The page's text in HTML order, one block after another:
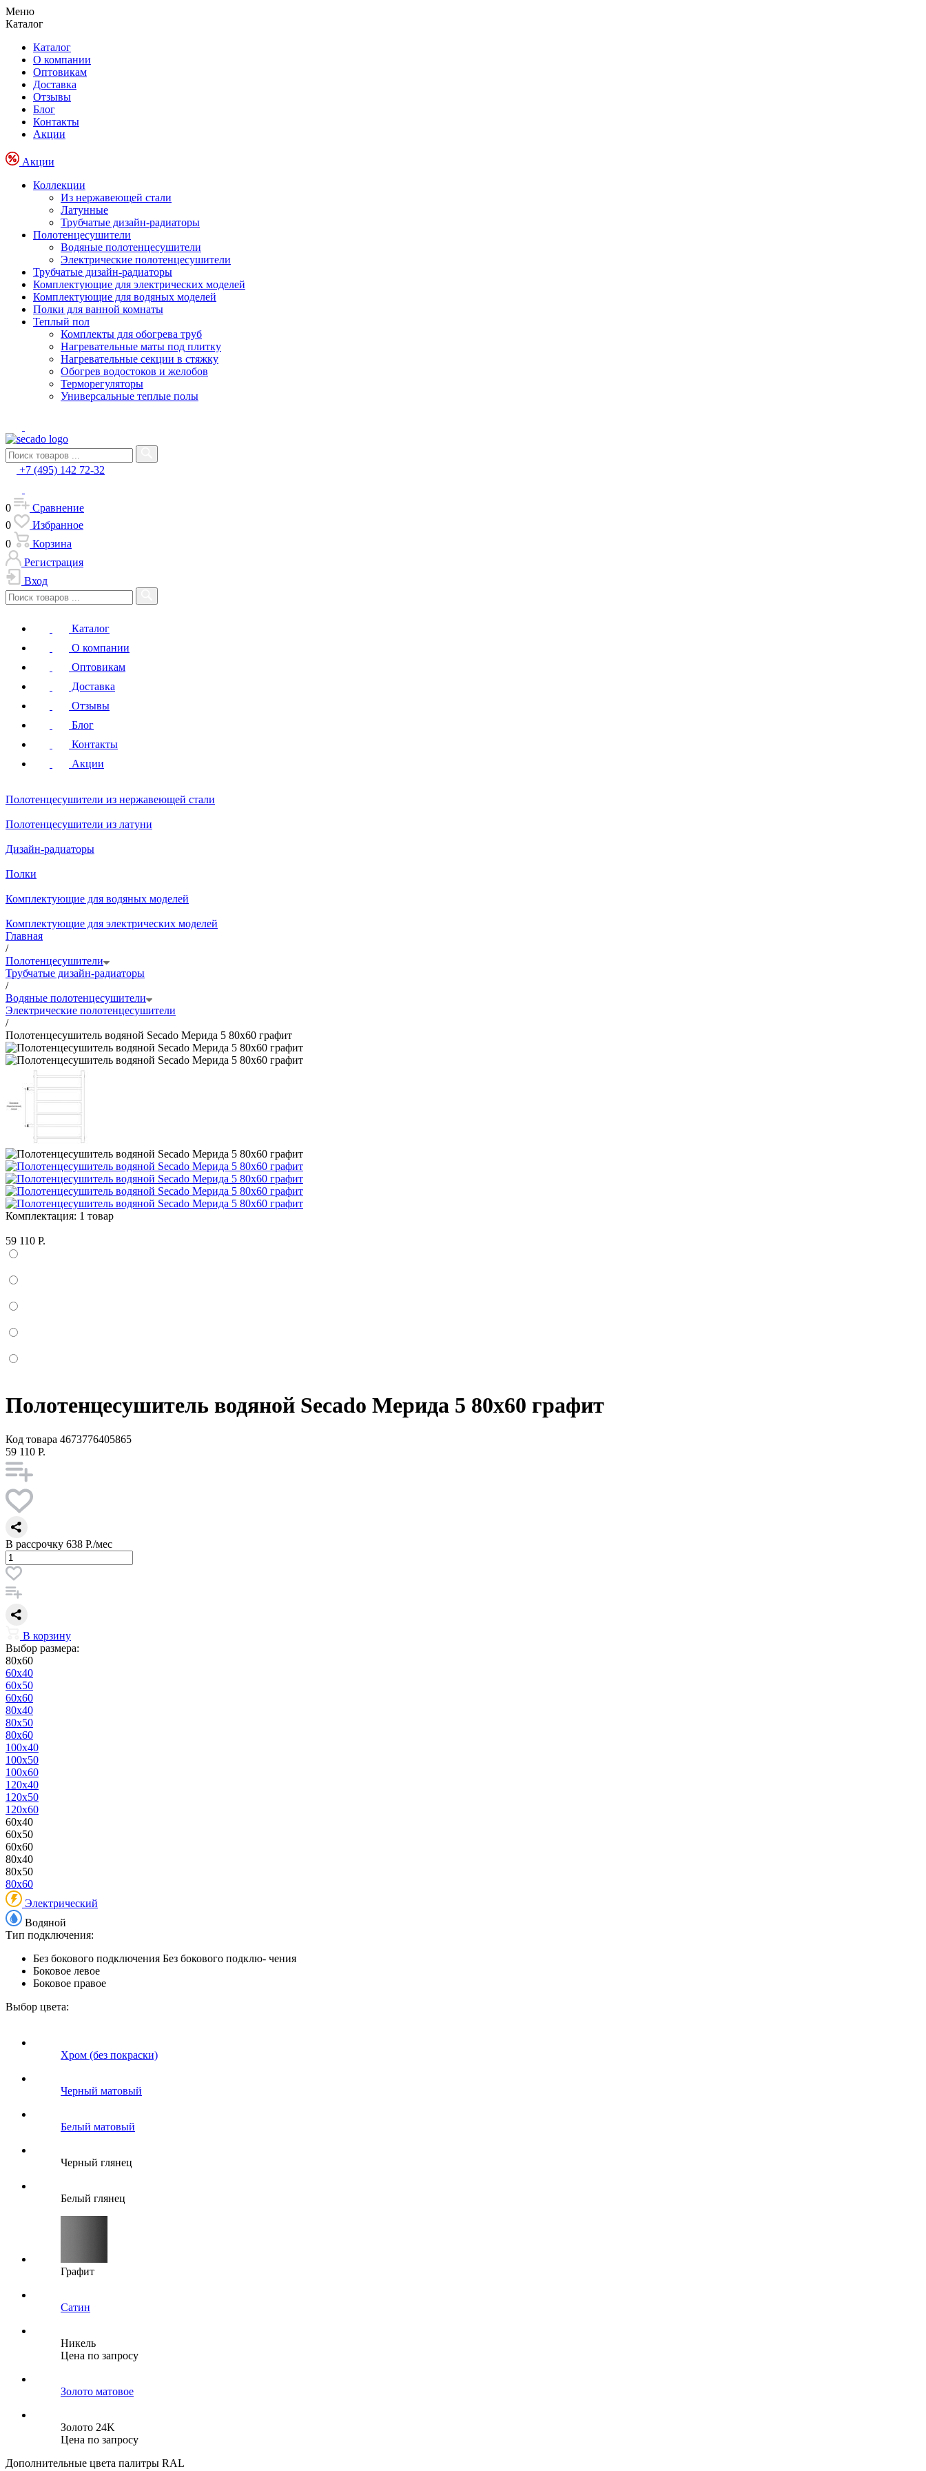
Меню
Каталог
Каталог
О компании
Оптовикам
Доставка
Отзывы
Блог
Контакты
Акции
Акции
Коллекции
Из нержавеющей стали
Латунные
Трубчатые дизайн-радиаторы
Полотенцесушители
Водяные полотенцесушители
Электрические полотенцесушители
Трубчатые дизайн-радиаторы
Комплектующие для электрических моделей
Комплектующие для водяных моделей
Полки для ванной комнаты
Теплый пол
Комплекты для обогрева труб
Нагревательные маты под плитку
Нагревательные секции в стяжку
Обогрев водостоков и желобов
Терморегуляторы
Универсальные теплые полы
+7 (495) 142 72-32
0
Сравнение
0
Избранное
0
Корзина
Регистрация
Вход
Каталог
О компании
Оптовикам
Доставка
Отзывы
Блог
Контакты
Акции
Полотенцесушители из нержавеющей стали
Полотенцесушители из латуни
Дизайн-радиаторы
Полки
Комплектующие для водяных моделей
Комплектующие для электрических моделей
Главная
/
Полотенцесушители
Трубчатые дизайн-радиаторы
/
Водяные полотенцесушители
Электрические полотенцесушители
/
Полотенцесушитель водяной Secado Мерида 5 80x60 графит
Комплектация: 1 товар
59 110 Р.
Полотенцесушитель водяной Secado Мерида 5 80x60 графит
Код товара 4673776405865
59 110 Р.
В рассрочку 638 Р./мес
В корзину
Выбор размера:
80x60
60x40
60x50
60x60
80x40
80x50
80x60
100x40
100x50
100x60
120x40
120x50
120x60
60x40
60x50
60x60
80x40
80x50
80x60
Электрический
Водяной
Тип подключения:
Без бокового подключения Без бокового подклю- чения
Боковое левое
Боковое правое
Выбор цвета:
Хром (без покраски)
Черный матовый
Белый матовый
Черный глянец
Белый глянец
Графит
Сатин
Никель
Цена по запросу
Золото матовое
Золото 24K
Цена по запросу
Дополнительные цвета палитры RAL